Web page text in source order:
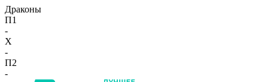
Драконы
П1
-
X
-
П2
-